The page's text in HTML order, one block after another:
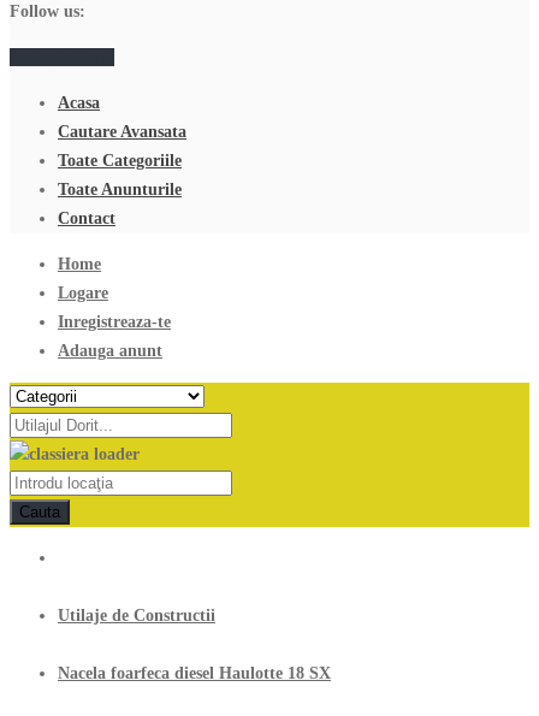
Follow us:
Acasa
Cautare Avansata
Toate Categoriile
Toate Anunturile
Contact
Home
Logare
Inregistreaza-te
Adauga anunt
Cauta
Utilaje de Constructii
Nacela foarfeca diesel Haulotte 18 SX